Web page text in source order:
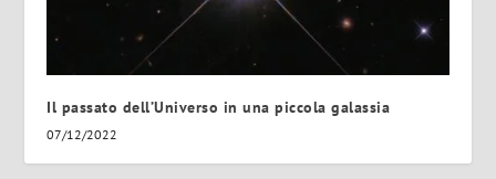
Il passato dell’Universo in una piccola galassia
07/12/2022